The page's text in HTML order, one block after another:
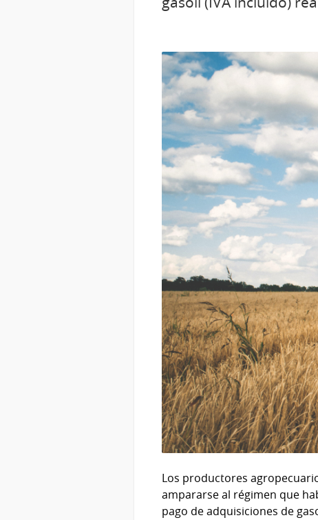
Los productores
ampararse al régimen que
pago de adquisiciones de